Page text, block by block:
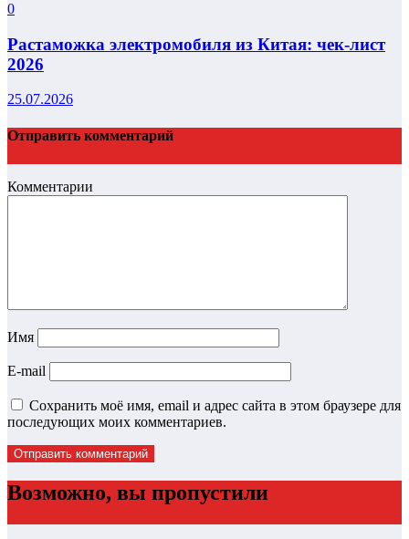
0
Растаможка электромобиля из Китая: чек-лист
2026
25.07.2026
Отправить комментарий
Комментарии
Имя
E-mail
Сохранить моё имя, email и адрес сайта в этом браузере для
последующих моих комментариев.
Возможно, вы пропустили